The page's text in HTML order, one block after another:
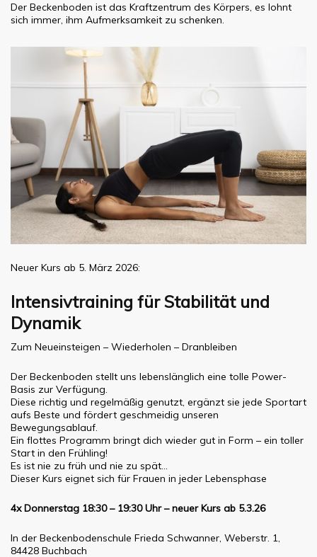
Der Beckenboden ist das Kraftzentrum des Körpers, es lohnt
sich immer, ihm Aufmerksamkeit zu schenken.
Neuer Kurs ab 5. März 2026:
Intensivtraining für Stabilität und
Dynamik
Zum Neueinsteigen – Wiederholen – Dranbleiben
Der Beckenboden stellt uns lebenslänglich eine tolle Power-
Basis zur Verfügung.
Diese richtig und regelmäßig genutzt, ergänzt sie jede Sportart
aufs Beste und fördert geschmeidig unseren
Bewegungsablauf.
Ein flottes Programm bringt dich wieder gut in Form – ein toller
Start in den Frühling!
Es ist nie zu früh und nie zu spät…
Dieser Kurs eignet sich für Frauen in jeder Lebensphase
4x Donnerstag 18:30 – 19:30 Uhr – neuer Kurs ab 5.3.26
In der Beckenbodenschule Frieda Schwanner, Weberstr. 1,
84428 Buchbach